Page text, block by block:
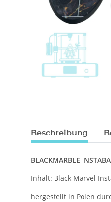
Beschreibung
BLACKMARBLE
Inhalt: Black Marvel
hergestellt in Polen